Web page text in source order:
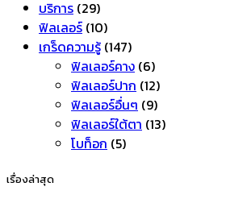
บริการ (29)
ฟิลเลอร์ (10)
เกร็ดความรู้ (147)
ฟิลเลอร์คาง (6)
ฟิลเลอร์ปาก (12)
ฟิลเลอร์อื่นๆ (9)
ฟิลเลอร์ใต้ตา (13)
โบท็อก (5)
เรื่องล่าสุด